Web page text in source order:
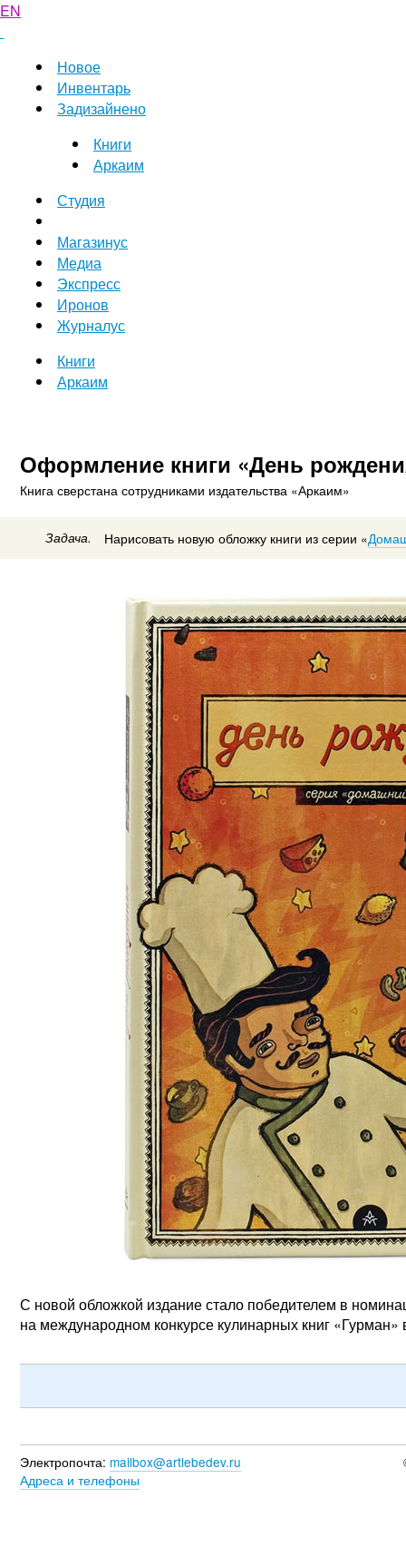
EN
Новое
Инвентарь
Задизайнено
Книги
Аркаим
Студия
Магазинус
Медиа
Экспресс
Иронов
Журналус
Книги
Аркаим
Оформление книги «День
Книга сверстана сотрудниками издательства «Аркаим»
Задача. Нарисовать новую обложку книги из серии «
С новой обложкой издание стало победителем в
на международном конкурсе кулинарных книг «Гурман»
Электропочта: mailbox@artlebedev.ru
Адреса и телефоны